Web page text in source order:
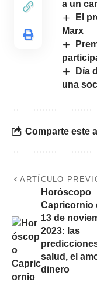
a un
El
Marx
Día
una
Comparte este
ARTÍCULO
Horóscopo
Capricornio
13 de
2023: las
salud, el
dinero